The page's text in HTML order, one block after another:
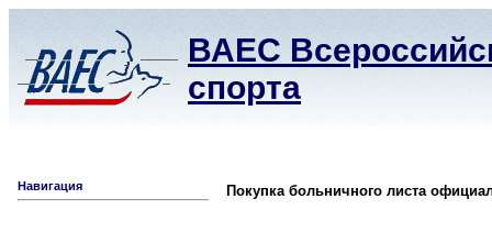
ВАЕС
спорта
Навигация Покупка больничного листа